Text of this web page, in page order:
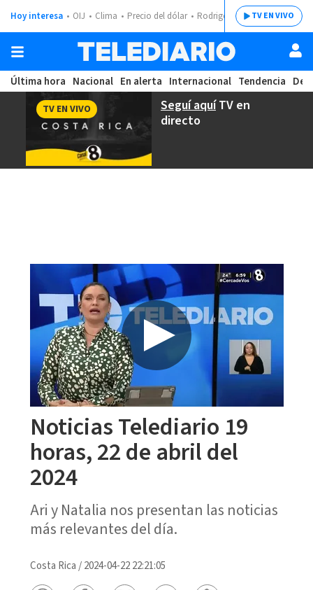
Hoy interesa OIJ Clima Precio del dólar Rodrigo ChavesTV EN VIVO
Última hora Nacional En alerta Internacional Tendencia
Seguí aquíTV en
directo
TV EN VIVO
Noticias Telediario 19
horas, 22 de abril del
2024
Ari y Natalia nos presentan las noticias
más relevantes del día.
Costa Rica /2024-04-22 22:21:05